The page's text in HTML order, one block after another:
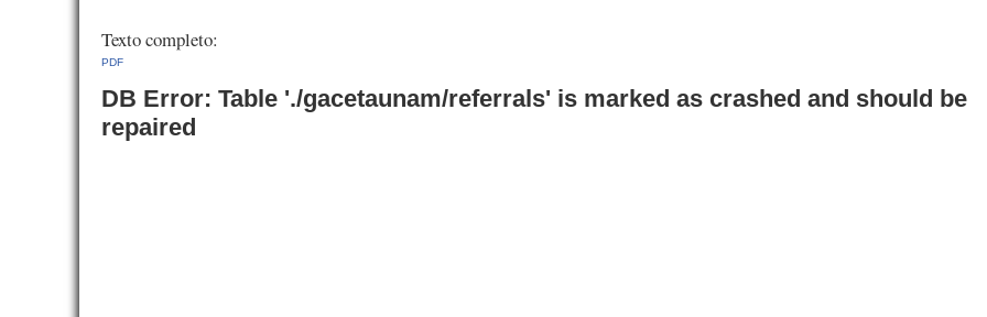
Texto completo:
PDF
DB Error: Table './gacetaunam/referrals' is marked as crashed and should be
repaired